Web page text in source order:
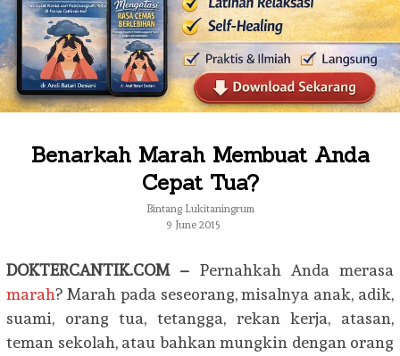
Benarkah Marah Membuat Anda
Cepat Tua?
Bintang Lukitaningrum
9 June 2015
DOKTERCANTIK.COM – Pernahkah Anda merasa
marah? Marah pada seseorang, misalnya anak, adik,
suami, orang tua, tetangga, rekan kerja, atasan,
teman sekolah, atau bahkan mungkin dengan orang